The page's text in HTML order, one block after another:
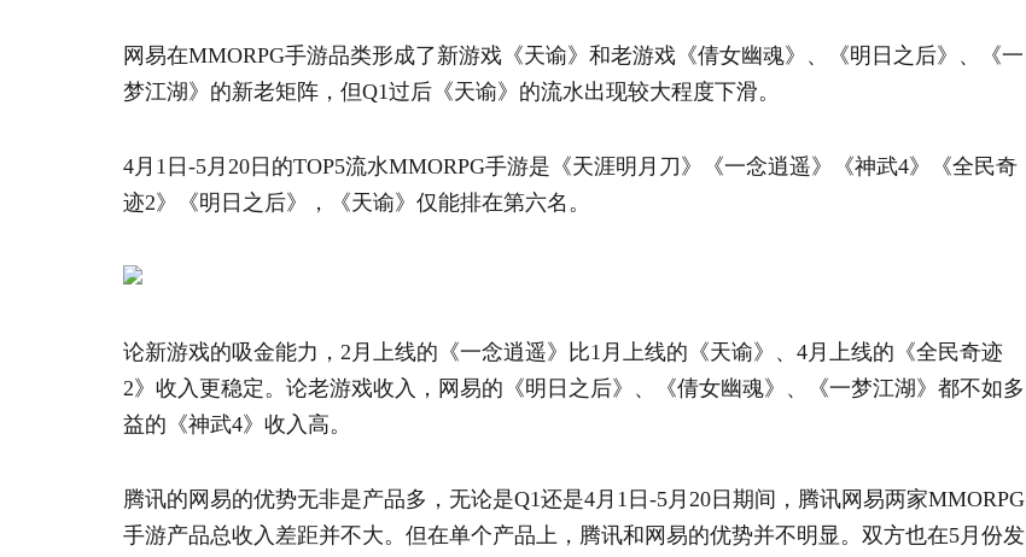
网易在MMORPG手游品类形成了新游戏《天谕》和老游戏《倩女幽魂》、《明日之后》、《一
梦江湖》的新老矩阵，但Q1过后《天谕》的流水出现较大程度下滑。
4月1日-5月20日的TOP5流水MMORPG手游是《天涯明月刀》《一念逍遥》《神武4》《全民奇
迹2》《明日之后》，《天谕》仅能排在第六名。
论新游戏的吸金能力，2月上线的《一念逍遥》比1月上线的《天谕》、4月上线的《全民奇迹
2》收入更稳定。论老游戏收入，网易的《明日之后》、《倩女幽魂》、《一梦江湖》都不如多
益的《神武4》收入高。
腾讯的网易的优势无非是产品多，无论是Q1还是4月1日-5月20日期间，腾讯网易两家MMORPG
手游产品总收入差距并不大。但在单个产品上，腾讯和网易的优势并不明显。双方也在5月份发